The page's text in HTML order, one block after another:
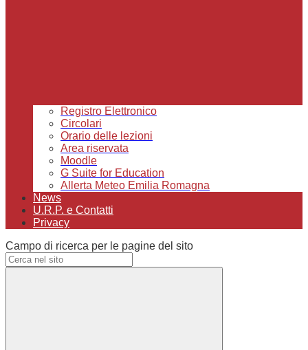
Registro Elettronico
Circolari
Orario delle lezioni
Area riservata
Moodle
G Suite for Education
Allerta Meteo Emilia Romagna
News
U.R.P. e Contatti
Privacy
Campo di ricerca per le pagine del sito